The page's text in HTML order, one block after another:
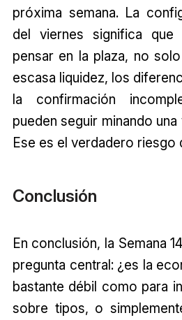
próxima semana. La
del viernes significa
pensar en la plaza, no
escasa liquidez, los
la confirmación
pueden seguir minando
Ese es el verdadero riesgo
Conclusión
En conclusión, la Semana
pregunta central: ¿es la
bastante débil como para
sobre tipos, o